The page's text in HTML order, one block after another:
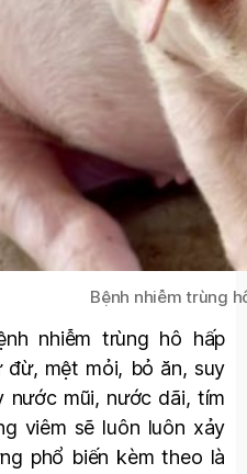
Bệnh nhiễm trùng
nhiễm trùng hô hấp
mệt mỏi, bỏ ăn, suy
nước mũi, nước dãi, tím
viêm sẽ luôn luôn xảy
phổ biến kèm theo là